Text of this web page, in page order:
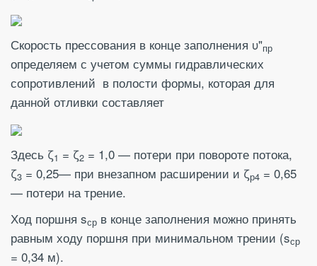
Скорость прессования в конце заполнения υ"пр
определяем с учетом суммы гидравлических
сопротивлений в полости формы, которая для
данной отливки составляет
Здесь ζ1 = ζ2 = 1,0 — потери при повороте потока,
ζ3 = 0,25— при внезапном расширении и ζр4 = 0,65
— потери на трение.
Ход поршня sср в конце заполнения можно принять
равным ходу поршня при минимальном трении (sср
= 0,34 м).